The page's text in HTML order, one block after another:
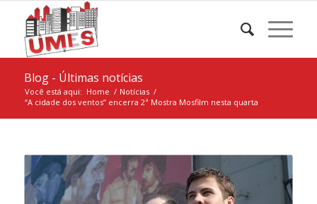
Blog - Últimas notícias
Você está aqui: Home / Notícias /
“A cidade dos ventos” encerra 2ª Mostra Mosfilm nesta quarta